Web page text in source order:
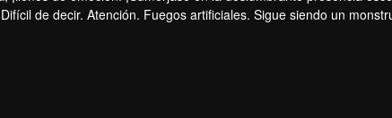
de decir. Atención. Fuegos artificiales. Sigue siendo un